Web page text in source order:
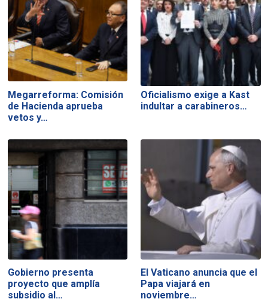
Megarreforma: Comisión
de Hacienda aprueba
vetos y…
Oficialismo exige a Kast
indultar a carabineros…
Gobierno presenta
proyecto que amplía
subsidio al…
El Vaticano anuncia que el
Papa viajará en
noviembre…